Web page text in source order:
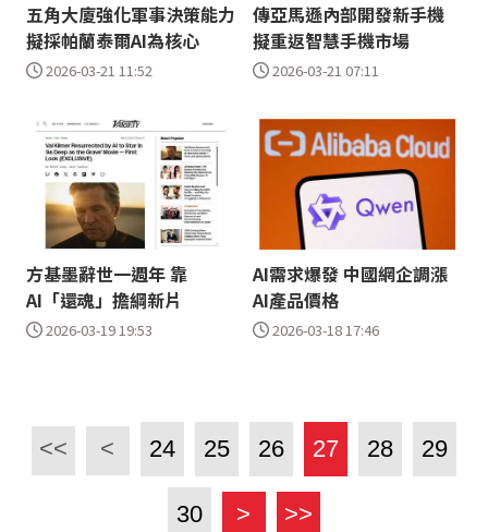
五角大廈強化軍事決策能力
擬採帕蘭泰爾AI為核心
2026-03-21 11:52
傳亞馬遜內部開發新手機
擬重返智慧手機市場
2026-03-21 07:11
方基墨辭世一週年 靠
AI「還魂」擔綱新片
2026-03-19 19:53
AI需求爆發 中國網企調漲
AI產品價格
2026-03-18 17:46
<< < 24 25 26 27 28 29
30 > >>